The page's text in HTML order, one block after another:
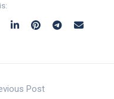
Post